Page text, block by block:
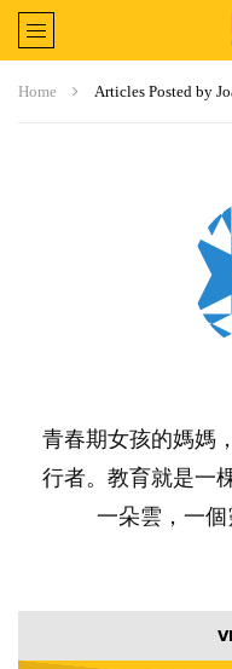
Home Articles Posted by
青春期女孩的媽媽
行者。教育就是一
一朵雲，一個